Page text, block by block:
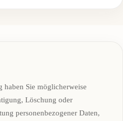
haben Sie möglicherweise
Löschung oder
personenbezogener Daten,